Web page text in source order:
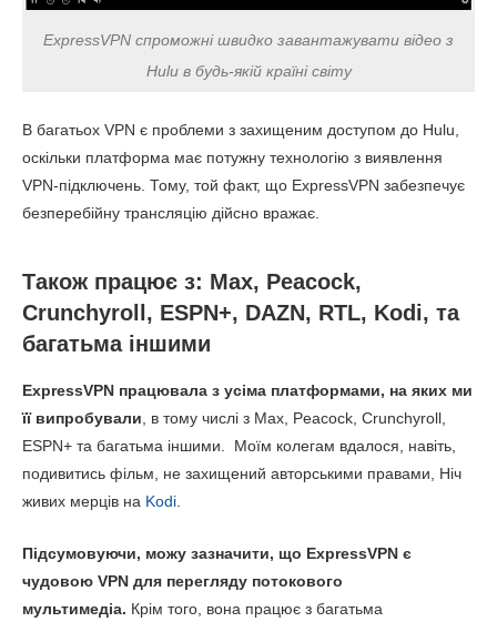
ExpressVPN спроможні швидко завантажувати відео з
Hulu в будь-якій країні світу
В багатьох VPN є проблеми з захищеним доступом до Hulu,
оскільки платформа має потужну технологію з виявлення
VPN-підключень. Тому, той факт, що ExpressVPN забезпечує
безперебійну трансляцію дійсно вражає.
Також працює з: Max, Peacock,
Crunchyroll, ESPN+, DAZN, RTL, Kodi, та
багатьма іншими
ExpressVPN працювала з усіма платформами, на яких ми
її випробували , в тому числі з Max, Peacock, Crunchyroll,
ESPN+ та багатьма іншими. Моїм колегам вдалося, навіть,
подивитись фільм, не захищений авторськими правами, Ніч
живих мерців на Kodi
Підсумовуючи, можу зазначити, що ExpressVPN є
чудовою VPN для перегляду потокового
мультимедіа. Крім того, вона працює з багатьма